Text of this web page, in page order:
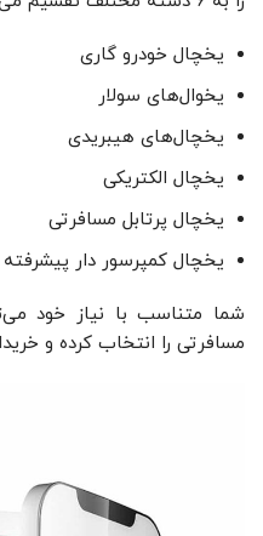
یخچال خودرو گاری
یخوال‌های سولار
یخچال‌های هیبریدی
یخچال الکتریکی
یخچال پرتابل مسافرتی
یخچال کمپرسور دار
شما متناسب با نیاز خود
مسافرتی را انتخاب کرده و